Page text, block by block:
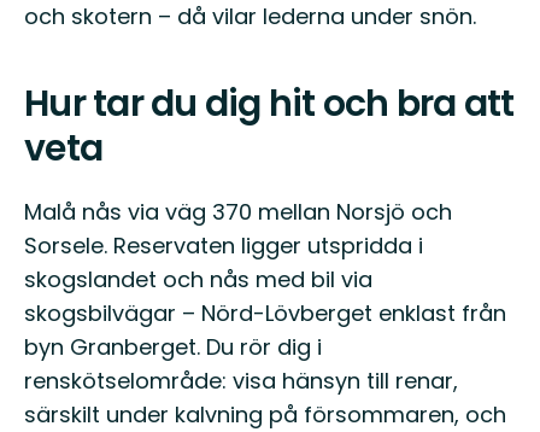
och skotern – då vilar lederna under snön.
Hur tar du dig hit och bra att
veta
Malå nås via väg 370 mellan Norsjö och
Sorsele. Reservaten ligger utspridda i
skogslandet och nås med bil via
skogsbilvägar – Nörd-Lövberget enklast från
byn Granberget. Du rör dig i
renskötselområde: visa hänsyn till renar,
särskilt under kalvning på försommaren, och